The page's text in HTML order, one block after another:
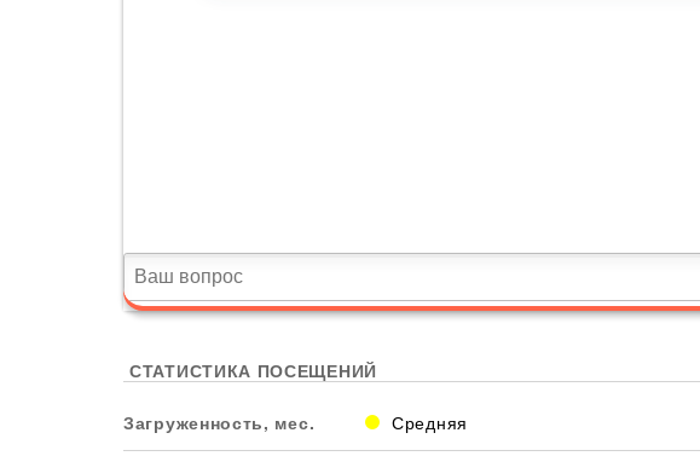
СТАТИСТИКА ПОСЕЩЕНИЙ
Загруженность, мес. Средняя